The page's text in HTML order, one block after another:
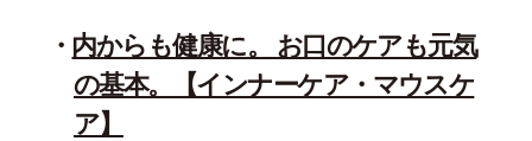
内からも健康に。 お口のケアも元気
の基本。【インナーケア・マウスケ
ア】